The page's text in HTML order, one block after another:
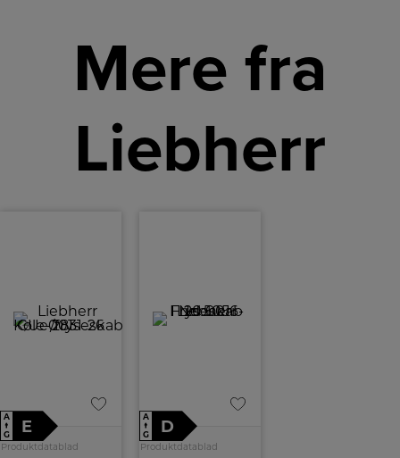
Mere fra
Liebherr
A
↑
G
E
Produktdatablad
A
↑
G
D
Produktdatablad